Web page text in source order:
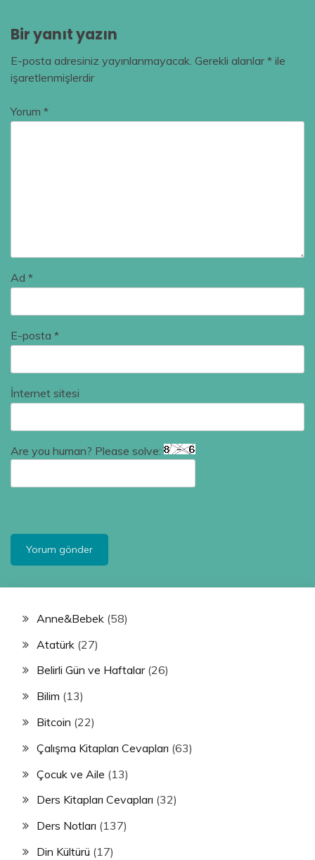
Bir yanıt yazın
E-posta adresiniz yayınlanmayacak. Gerekli alanlar* ile
işaretlenmişlerdir
Yorum *
Ad *
E-posta *
İnternet sitesi
Are you human? Please solve:
Anne&Bebek (58)
Atatürk (27)
Belirli Gün ve Haftalar(26)
Bilim (13)
Bitcoin (22)
Çalışma Kitapları Cevapları (63)
Çocuk ve Aile (13)
Ders Kitapları Cevapları (32)
Ders Notları (137)
Din Kültürü (17)